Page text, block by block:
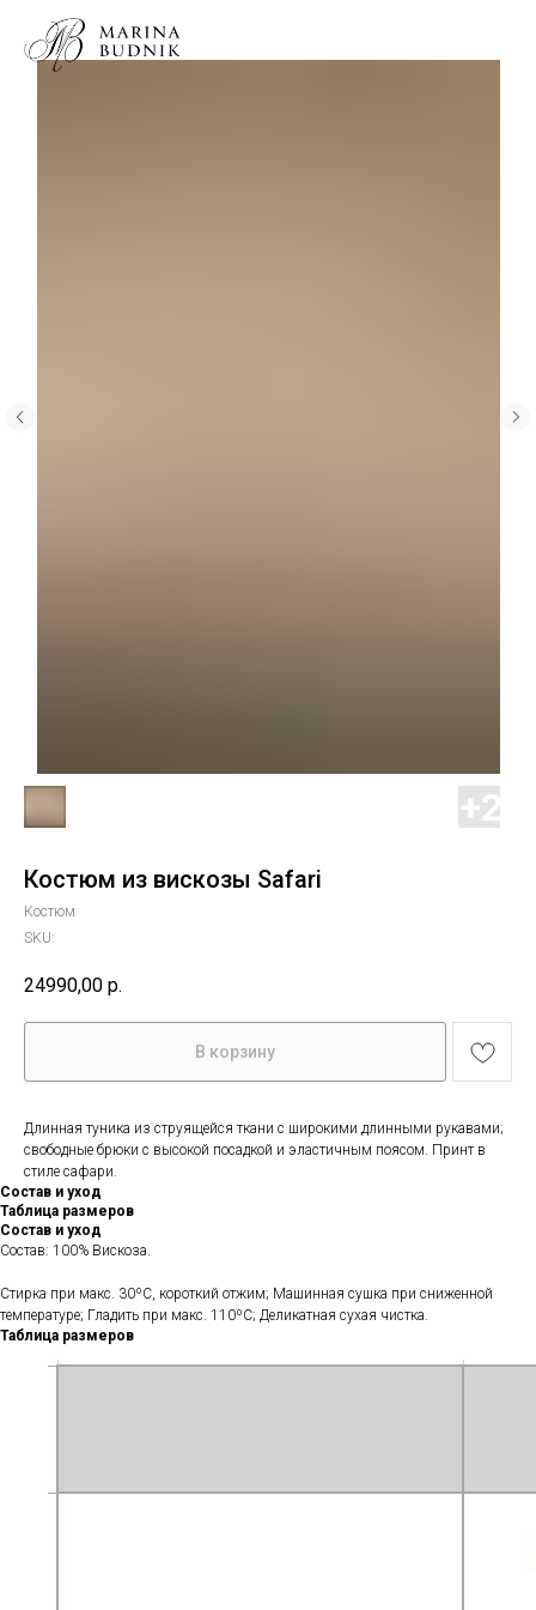
Костюм из вискозы Safari
Костюм
SKU:
24990,00 р.
В корзину
Длинная туника из струящейся ткани с широкими длинными рукавами;
свободные брюки с высокой посадкой и эластичным поясом. Принт в
стиле сафари.
Состав и уход
Таблица размеров
Состав и уход
Состав: 100% Вискоза.
Стирка при макс. 30ºС, короткий отжим; Машинная сушка при сниженной
температуре; Гладить при макс. 110ºС; Деликатная сухая чистка.
Таблица размеров